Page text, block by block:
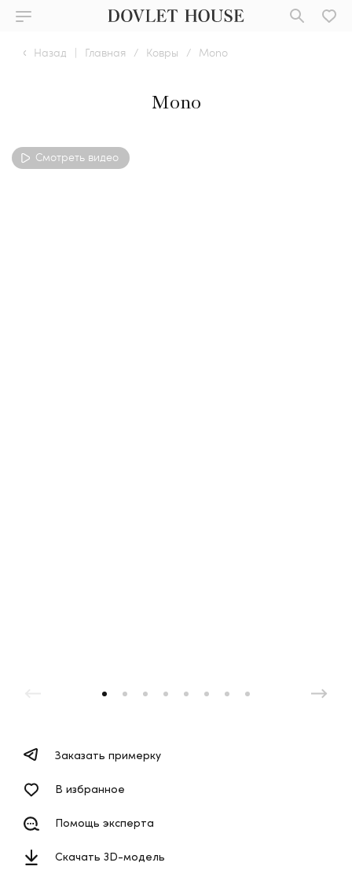
Назад | Главная / Ковры / Mono
Mono
Смотреть видео
Заказать примерку
В избранное
Помощь эксперта
Скачать 3D-модель